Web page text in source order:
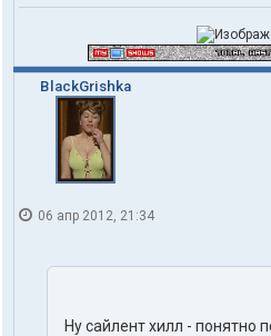
BlackGrishka
06 апр 2012, 21:34
Ну сайлент хилл - понятно